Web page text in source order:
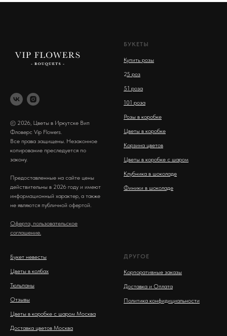
© 2026, Цветы в Иркутске Вип
Фловерс Vip Flowers.
Все права защищены. Незаконное
копирование преследуется по
закону.
Предоставленные на сайте цены
действительны в 2026 году и имеют
информационный характер, а также
не являются публичной офертой.
Оферта, пользовательское
соглашение.
БУКЕТЫ
Купить розы
25 роз
51 роза
101 роза
Розы в коробке
Цветы в коробке
Корзина цветов
Цветы в коробке с шаром
Клубника в шоколаде
Финики в шоколаде
Букет невесты
Цветы в колбах
Тюльпаны
Отзывы
Цветы в коробке с шаром Москва
Доставка цветов Москва
ДРУГОЕ
Корпоративные заказы
Доставка и Оплата
Политика конфидициальности